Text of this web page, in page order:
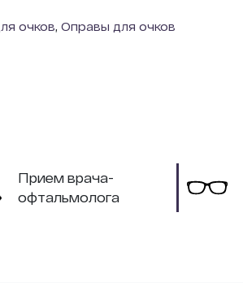
очков, Оправы для очков
Прием врача-
офтальмолога